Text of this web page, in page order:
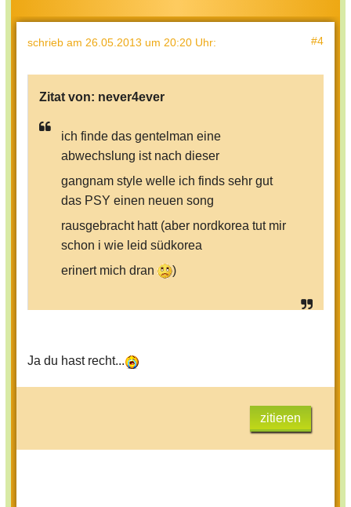
schrieb am 26.05.2013 um 20:20 Uhr: #4
Zitat von: never4ever
ich finde das gentelman eine
abwechslung ist nach dieser
gangnam style welle ich finds sehr gut
das PSY einen neuen song
rausgebracht hatt (aber nordkorea tut mir
schon i wie leid südkorea
erinert mich dran
)
Ja du hast recht...
zitieren